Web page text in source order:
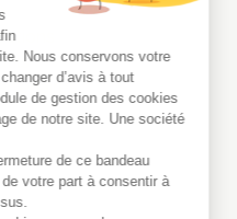
Nous conservons votre
d’avis à tout
de gestion des cookies
de notre site. Une société
de ce bandeau
votre part à consentir à